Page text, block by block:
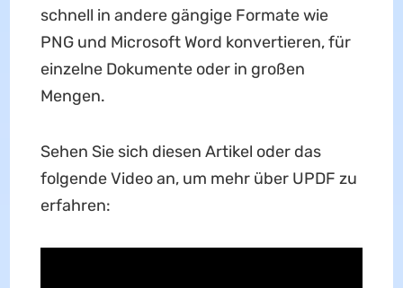
schnell in andere gängige Formate wie
PNG und Microsoft Word konvertieren, für
einzelne Dokumente oder in großen
Mengen.
Sehen Sie sich diesen Artikel oder das
folgende Video an, um mehr über UPDF zu
erfahren: